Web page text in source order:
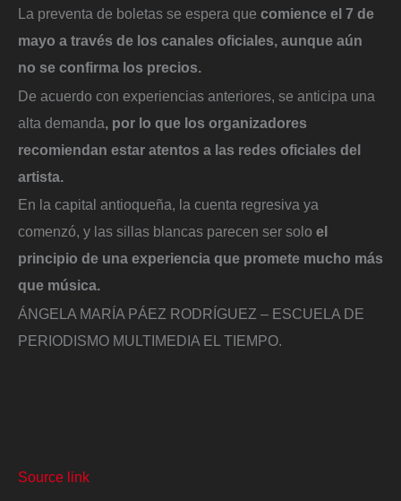
La preventa de boletas se espera que comience el 7 de
mayo a través de los canales oficiales, aunque aún
no se confirma los precios.
De acuerdo con experiencias anteriores, se anticipa una
alta demanda, por lo que los organizadores
recomiendan estar atentos a las redes oficiales del
artista.
En la capital antioqueña, la cuenta regresiva ya
comenzó, y las sillas blancas parecen ser solo el
principio de una experiencia que promete mucho más
que música.
ÁNGELA MARÍA PÁEZ RODRÍGUEZ – ESCUELA DE
PERIODISMO MULTIMEDIA EL TIEMPO.
Source link